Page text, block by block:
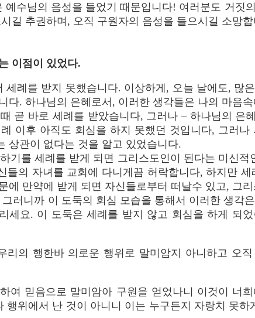
예수님의 음성을 들었기 때문입니다! 여러분도 거짓
길 추권하며, 오직 구원자의 음성을 들으시길 소망
이점이 있었다.
세례를 받지 못했습니다. 이상하게, 오늘 날에도, 많
다. 하나님의 은혜로서, 이러한 생각들은 나의 마음
곧 바로 세례를 받았습니다, 그러나 – 하나님의 은
이후 아직도 회심을 하지 못했던 것입니다, 그러
상관이 없다는 것을 알고 있었습니다.
기를 세례를 받게 되면 그리스도인이 된다는 미신적
들의 자녀를 교회에 다니게끔 허락합니다, 하지만
에 만약에 받게 되면 자신들로부터 떠날수 있고, 그
러니까 이 도둑의 회심 모습을 통해서 이러한 생각
세요. 이 도둑은 세례를 받지 않고 회심을 하게 되
리의 행한바 의로운 행위로 말미암지 아니하고 오
여 믿음으로 말미암아 구원을 얻었나니 이것이 너
행위에서 난 것이 아니니 이는 누구든지 자랑치 못하